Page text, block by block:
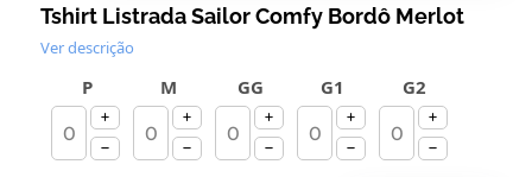
Tshirt Listrada Sailor Comfy Bordô Merlot
Ver descrição
P M GG G1 G2